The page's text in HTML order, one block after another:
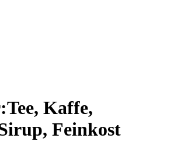
Kaffe,
Feinkost